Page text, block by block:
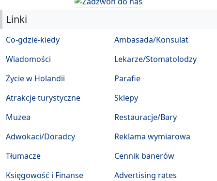
Linki
Co-gdzie-kiedy
Wiadomości
Życie w Holandii
Atrakcje turystyczne
Muzea
Ambasada/Konsulat
Lekarze/Stomatolodzy
Parafie
Sklepy
Restauracje/Bary
Adwokaci/Doradcy
Tłumacze
Księgowość i Finanse
Reklama wymiarowa
Cennik banerów
Advertising rates